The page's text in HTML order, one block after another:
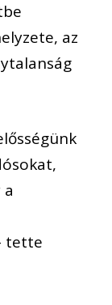
az
tette